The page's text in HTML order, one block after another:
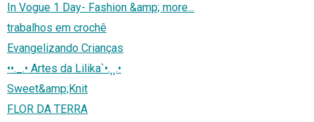
In Vogue 1 Day- Fashion &amp; more...
trabalhos em crochê
Evangelizando Crianças
••._.• Artes da Lilika`•.¸¸.•
Sweet&amp;Knit
FLOR DA TERRA